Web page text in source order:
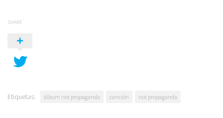
SHARE
Etiquetas: álbum riot propaganda canción riot propaganda